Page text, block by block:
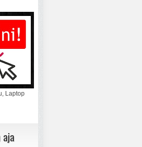
Laptop
aja